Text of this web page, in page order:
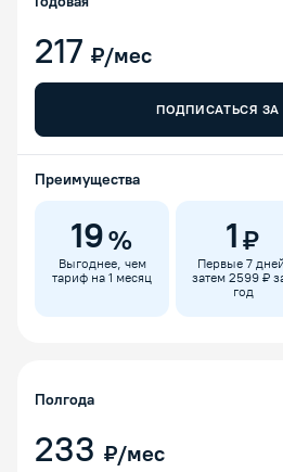
217 ₽/мес
ПОДПИСАТЬСЯ ЗА
Преимущества
19%
Выгоднее, чем
тариф на 1 месяц
1 ₽
Первые 7
затем 2599 ₽
год
Полгода
233 ₽/мес